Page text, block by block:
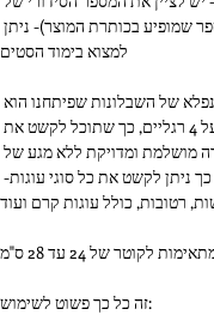
למצוא בימוד הסטים
לקוטר של 24 עד 28 ס"מ
זה כל כך פשוט לשימוש: